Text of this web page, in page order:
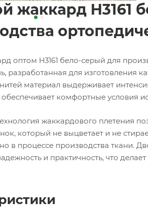
жаккард H3161
оптом H3161 бело-серый для
разработанная для изготовления
материал выдерживает
комфортные условия
жаккардового плетения
который не выцветает и не
в процессе производства ткани.
и практичность, что